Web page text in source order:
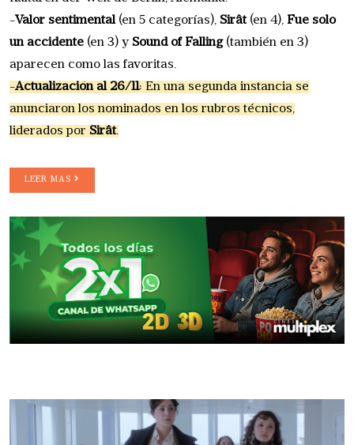
-Valor sentimental (en 5 categorías), Sirât(en 4), Fue solo
un accidente (en 3) ySound of Falling(también en 3)
aparecen como las favoritas.
-Actualización al 26/11: En una segunda instancia se
anunciaron los nominados en los rubros técnicos,
liderados por Sirât.
LEER MAS